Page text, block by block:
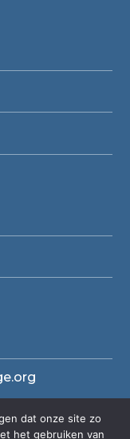
dat onze site zo
het gebruiken van